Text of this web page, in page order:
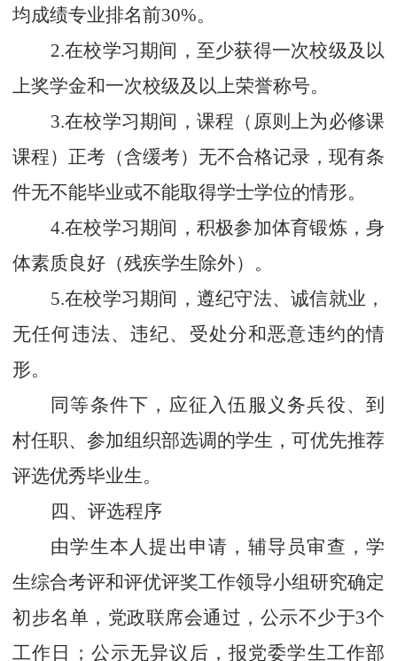
均成绩专业排名前30%。
2.在校学习期间，至少获得一次校级及以
上奖学金和一次校级及以上荣誉称号。
3.在校学习期间，课程（原则上为必修课
课程）正考（含缓考）无不合格记录，现有条
件无不能毕业或不能取得学士学位的情形。
4.在校学习期间，积极参加体育锻炼，身
体素质良好（残疾学生除外）。
5.在校学习期间，遵纪守法、诚信就业，
无任何违法、违纪、受处分和恶意违约的情
形。
同等条件下，应征入伍服义务兵役、到
村任职、参加组织部选调的学生，可优先推荐
评选优秀毕业生。
四、评选程序
由学生本人提出申请，辅导员审查，学
生综合考评和评优评奖工作领导小组研究确定
初步名单，党政联席会通过，公示不少于3个
工作日；公示无异议后，报党委学生工作部